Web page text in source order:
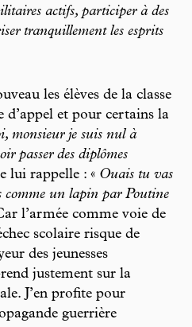
actifs, participer à des
tranquillement les esprits
les élèves de la classe
d’appel et pour certains la
monsieur je suis nul à
passer des diplômes
lui rappelle : « Ouais tu vas
comme un lapin par Poutine
l’armée comme voie de
scolaire risque de
des jeunesses
justement sur la
J’en profite pour
guerrière